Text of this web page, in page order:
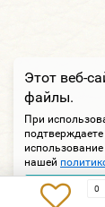
Этот веб-
файлы.
При
подтверждаете
нашей
0